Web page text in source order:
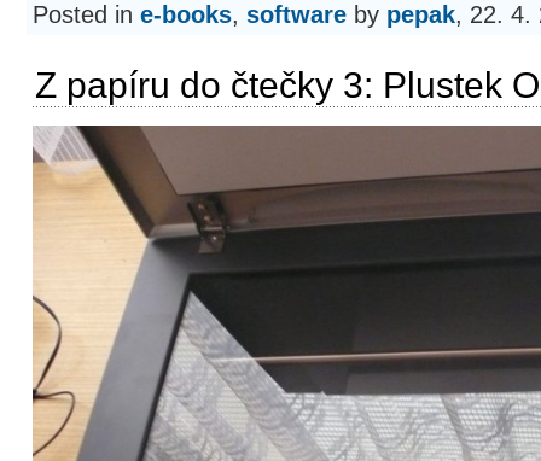
Posted in e-books, software by pepak, 22. 4.
Z papíru do čtečky 3: Plustek